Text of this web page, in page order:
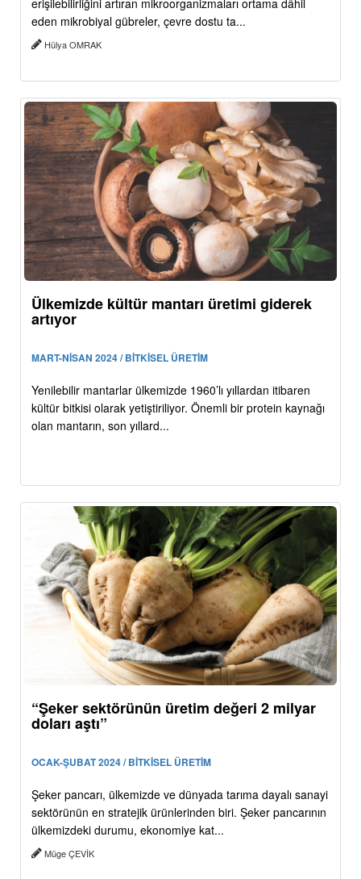
erişilebilirliğini artıran mikroorganizmaları ortama dâhil
eden mikrobiyal gübreler, çevre dostu ta...
Hülya OMRAK
Ülkemizde kültür mantarı üretimi giderek
artıyor
MART-NİSAN 2024 / BİTKİSEL ÜRETİM
Yenilebilir mantarlar ülkemizde 1960’lı yıllardan itibaren
kültür bitkisi olarak yetiştiriliyor. Önemli bir protein kaynağı
olan mantarın, son yıllard...
“Şeker sektörünün üretim değeri 2 milyar
doları aştı”
OCAK-ŞUBAT 2024 / BİTKİSEL ÜRETİM
Şeker pancarı, ülkemizde ve dünyada tarıma dayalı sanayi
sektörünün en stratejik ürünlerinden biri. Şeker pancarının
ülkemizdeki durumu, ekonomiye kat...
Müge ÇEVİK